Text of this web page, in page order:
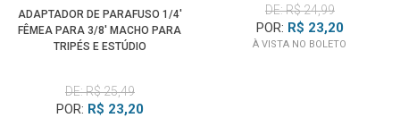
ADAPTADOR DE PARAFUSO 1/4'
FÊMEA PARA 3/8' MACHO PARA
TRIPÉS E ESTÚDIO
DE: R$ 25,49
POR: R$ 23,20
DE: R$ 24,99
POR: R$ 23,20
À VISTA NO BOLETO